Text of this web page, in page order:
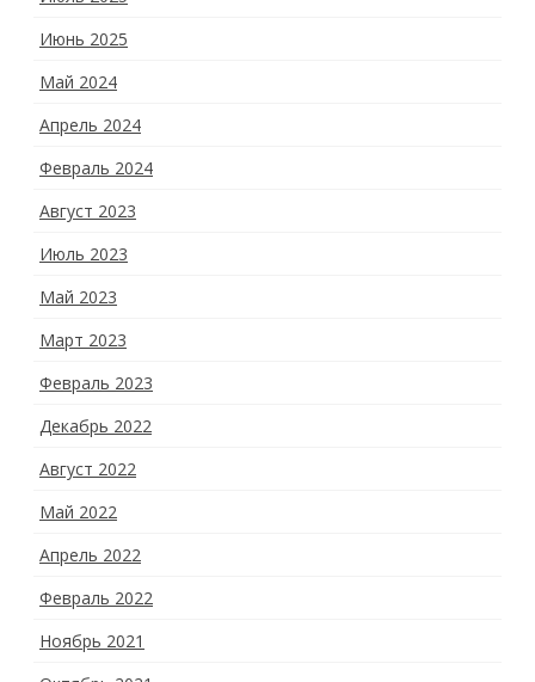
Июнь 2025
Май 2024
Апрель 2024
Февраль 2024
Август 2023
Июль 2023
Май 2023
Март 2023
Февраль 2023
Декабрь 2022
Август 2022
Май 2022
Апрель 2022
Февраль 2022
Ноябрь 2021